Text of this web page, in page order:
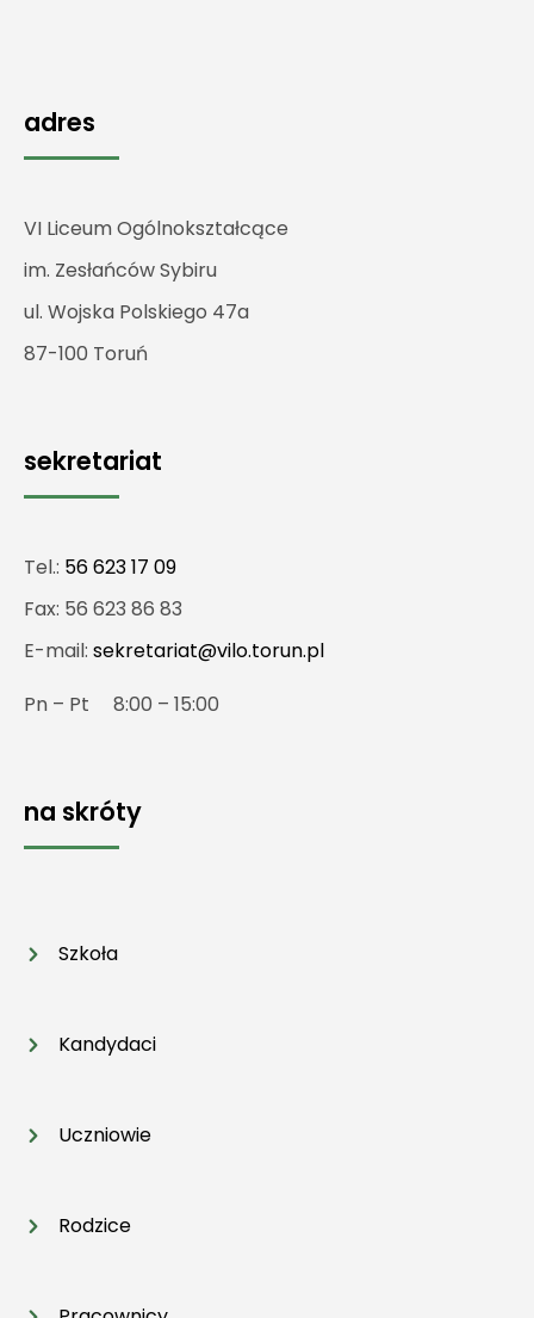
adres
VI Liceum Ogólnokształcące
im. Zesłańców Sybiru
ul. Wojska Polskiego 47a
87-100 Toruń
sekretariat
Tel.: 56 623 17 09
Fax: 56 623 86 83
E-mail: sekretariat@vilo.torun.pl
Pn – Pt 8:00 – 15:00
na skróty
Szkoła
Kandydaci
Uczniowie
Rodzice